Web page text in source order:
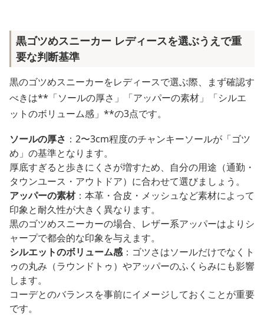
黒ゴツめスニーカー レディースを選ぶうえで重
要な判断基準
黒のゴツめスニーカーをレディースで選ぶ際、まず確認す
べきは**「ソールの厚さ」「アッパーの素材」「シルエ
ットのボリューム感」**の3点です。
ソールの厚さ ：2〜3cm程度のチャンキーソールが「ゴツ
め」の基準となります。
厚底すぎると歩きにくさが増すため、自分の用途（通勤・
タウンユース・アウトドア）に合わせて選びましょう。
アッパーの素材：本革・合皮・メッシュなど素材によって
印象と耐久性が大きく異なります。
黒のゴツめスニーカーの場合、レザー系アッパーはよりシ
ャープで都会的な印象を与えます。
シルエットのボリューム感：ゴツさはソールだけでなくト
ゥの丸み（ラウンドトゥ）やアッパーのふくらみにも影響
します。
コーデとのバランスを事前にイメージしておくことが重要
です。